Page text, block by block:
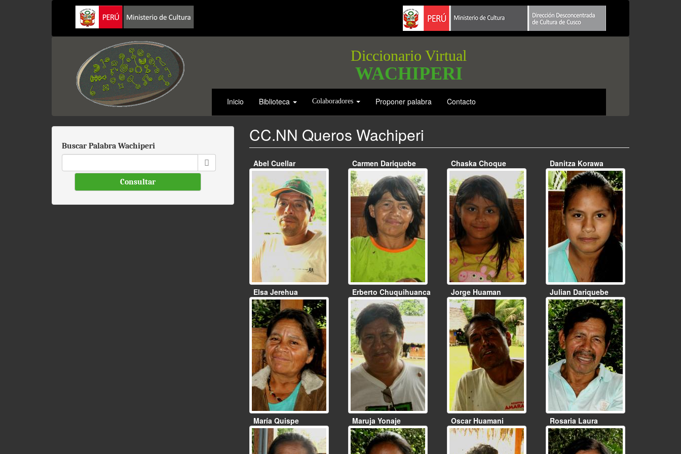
Diccionario Virtual
WACHIPERI
Inicio Biblioteca Colaboradores Proponer palabra Contacto
Buscar Palabra Wachiperi
Consultar
CC.NN Queros Wachiperi
Abel Cuellar Carmen Dariquebe Chaska Choque Danitza Korawa
Elsa Jerehua Erberto Chuquihuanca Jorge Huaman Julian Dariquebe
María Quispe Maruja Yonaje Oscar Huamani Rosaria Laura